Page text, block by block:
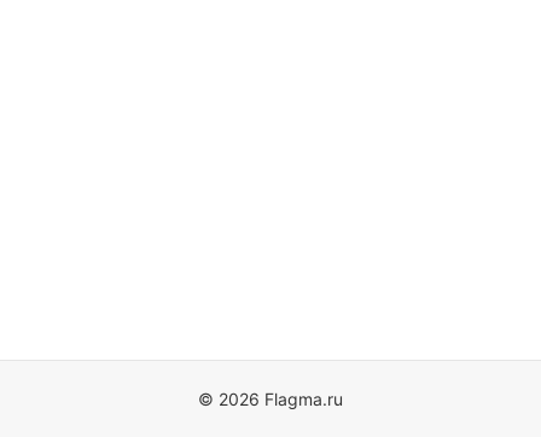
© 2026 Flagma.ru